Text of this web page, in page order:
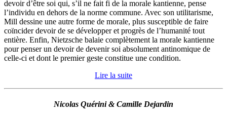
devoir d’être soi qui, s’il ne fait fi de la morale kantienne, pense
l’individu en dehors de la norme commune. Avec son utilitarisme,
Mill dessine une autre forme de morale, plus susceptible de faire
coïncider devoir de se développer et progrès de l’humanité tout
entière. Enfin, Nietzsche balaie complètement la morale kantienne
pour penser un devoir de devenir soi absolument antinomique de
celle-ci et dont le premier geste constitue une condition.
Lire la suite
Nicolas Quérini & Camille Dejardin